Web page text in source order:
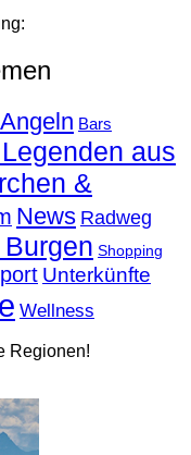
Bars
aus
&
News Radweg
Shopping
Unterkünfte
Wellness
Regionen!